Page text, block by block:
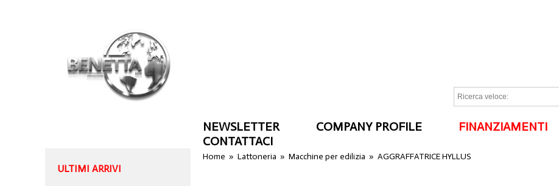
NEWSLETTER COMPANY PROFILE FINANZIAMENTI
CONTATTACI
ULTIMI ARRIVI
Home »Lattoneria »Macchine per edilizia »AGGRAFFATRICE HYLLUS